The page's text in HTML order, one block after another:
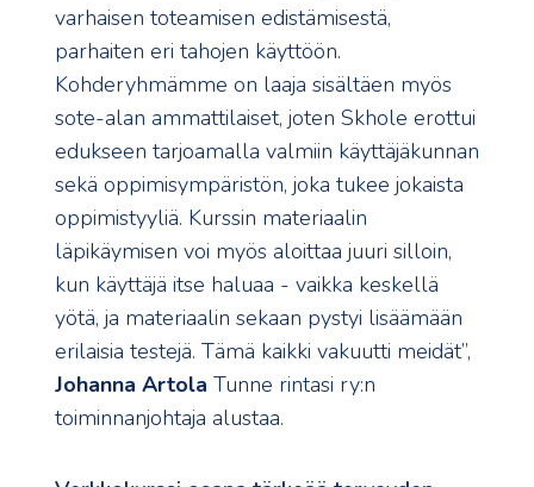
varhaisen toteamisen edistämisestä,
parhaiten eri tahojen käyttöön.
Kohderyhmämme on laaja sisältäen myös
sote-alan ammattilaiset, joten Skhole erottui
edukseen tarjoamalla valmiin käyttäjäkunnan
sekä oppimisympäristön, joka tukee jokaista
oppimistyyliä. Kurssin materiaalin
läpikäymisen voi myös aloittaa juuri silloin,
kun käyttäjä itse haluaa - vaikka keskellä
yötä, ja materiaalin sekaan pystyi lisäämään
erilaisia testejä. Tämä kaikki vakuutti meidät”,
Johanna Artola Tunne rintasi ry:n
toiminnanjohtaja alustaa.